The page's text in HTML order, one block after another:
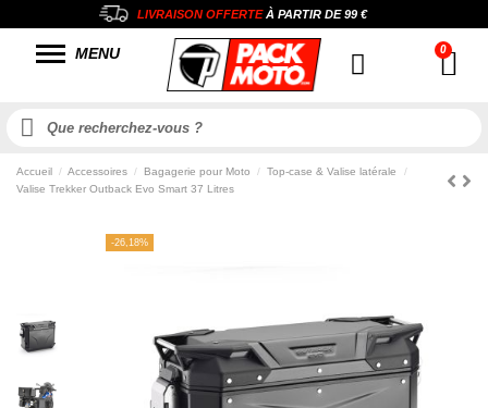
LIVRAISON OFFERTEÀ PARTIR DE99 €
MENU
Accueil Accessoires Bagagerie pour Moto
Top-case & Valise latérale
Valise Trekker Outback Evo Smart 37 Litres
-26,18%